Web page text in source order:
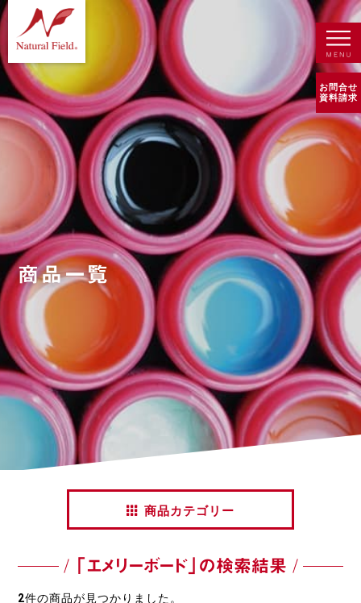
お問合せ
資料請求
商品一覧
商品カテゴリー
「エメリーボード」の検索結果
2件の商品が見つかりました。